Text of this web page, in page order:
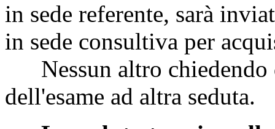
Ugo CAPPELLACCI,
presentatori dell'articolo
s'intende che vi abbiano